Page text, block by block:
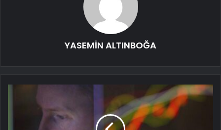
YASEMİN ALTINBOĞA